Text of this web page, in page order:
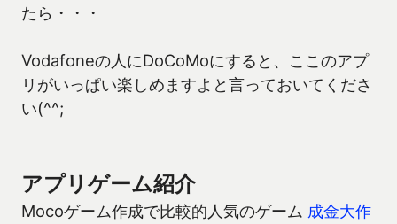
たら・・・
Vodafoneの人にDoCoMoにすると、ここのアプ
リがいっぱい楽しめますよと言っておいてくださ
い(^^;
アプリゲーム紹介
Mocoゲーム作成で比較的人気のゲーム 成金大作